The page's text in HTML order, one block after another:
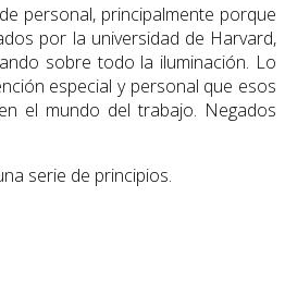
personal, principalmente por­que
por la universidad de Harvard,
sobre todo la iluminación. Lo
es­pecial y personal que esos
el mundo del trabajo. Negados
serie de principios.